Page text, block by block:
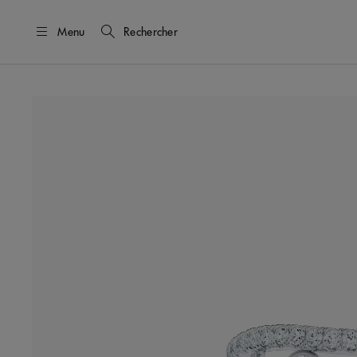
Menu Rechercher